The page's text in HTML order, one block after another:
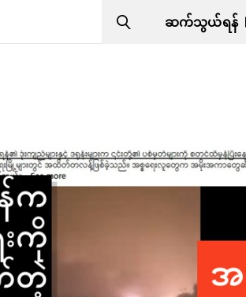
Search
ဆက်သွယ်ရန်